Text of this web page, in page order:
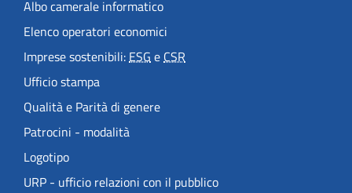
Albo camerale informatico
Elenco operatori economici
Imprese sostenibili:ESGeCSR
Ufficio stampa
Qualità e Parità di genere
Patrocini - modalità
Logotipo
URP - ufficio relazioni con il pubblico